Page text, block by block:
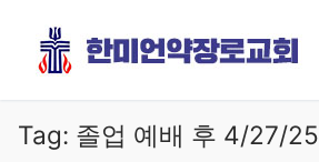
content
Search for:
Tag: 졸업 예배 후 4/27/25